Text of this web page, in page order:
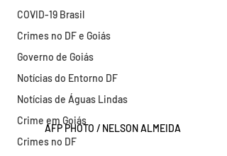
COVID-19 Brasil
Crimes no DF e Goiás
Governo de Goiás
Notícias do Entorno DF
Notícias de Águas Lindas
Crime em Goiás
Crimes no DF
AFP PHOTO / NELSON ALMEIDA